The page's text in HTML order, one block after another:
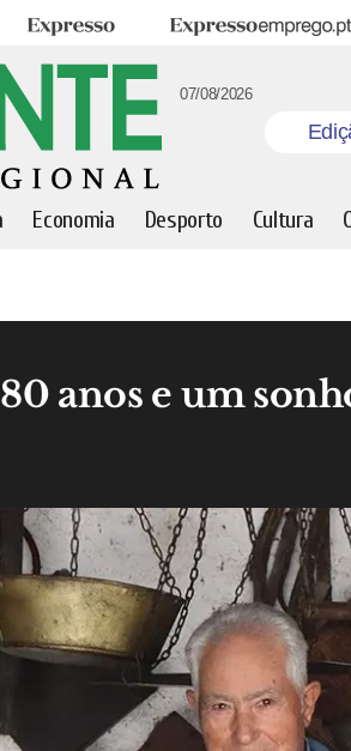
Expresso Expresso Emprego
07/08/2026
Economia Desporto Cultura
anos e um